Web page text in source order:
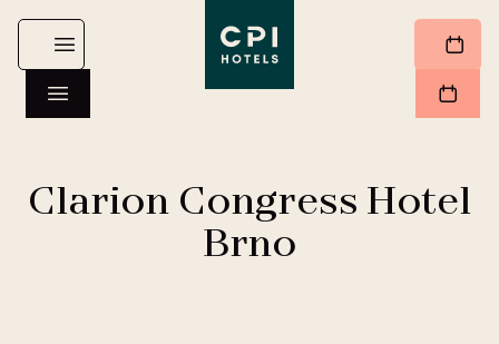
Clarion Congress Hotel
Brno